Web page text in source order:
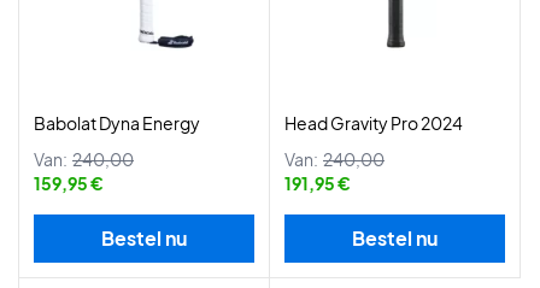
Babolat Dyna Energy
Van: 240,00
159,95 €
Bestel nu
Head Gravity Pro 2024
Van: 240,00
191,95 €
Bestel nu